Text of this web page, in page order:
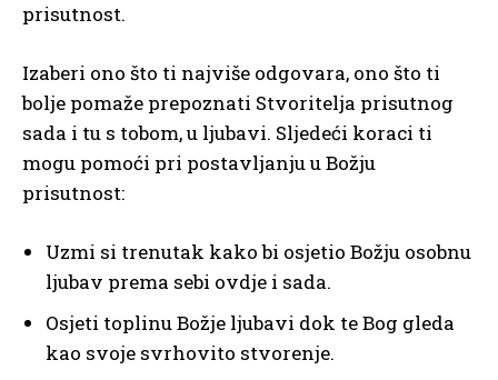
prisutnost.
Izaberi ono što ti najviše odgovara, ono što ti
bolje pomaže prepoznati Stvoritelja prisutnog
sada i tu s tobom, u ljubavi. Sljedeći koraci ti
mogu pomoći pri postavljanju u Božju
prisutnost:
Uzmi si trenutak kako bi osjetio Božju osobnu
ljubav prema sebi ovdje i sada.
Osjeti toplinu Božje ljubavi dok te Bog gleda
kao svoje svrhovito stvorenje.